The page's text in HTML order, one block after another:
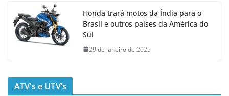
Honda trará motos da Índia para o
Brasil e outros países da América do
Sul
29 de janeiro de 2025
ATV’s e UTV’s